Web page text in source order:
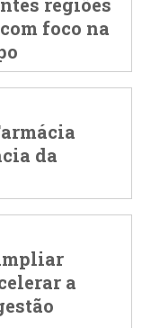
foco na
da
a